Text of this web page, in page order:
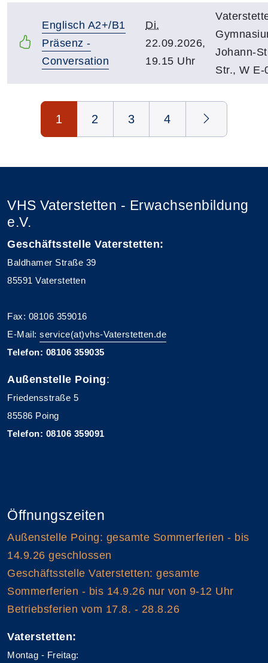
Englisch A2+/B1
Präsenz -
Conversation
Di.
22.09.2026,
19.15 Uhr
Johann-
Str., W E-
Seite 1 von 4
1 2 3 4
VHS Vaterstetten - Erwachsenbildung
e.V.
Geschäftsstelle Vaterstetten:
Baldhamer Straße 39
85591 Vaterstetten
Fax: 08106 359016
E-Mail: service(at)vhs-Vaterstetten.de
Telefon: 08106 359035
Außenstelle Poing:
Friedensstraße 5
85586 Poing
Telefon: 08106 359091
Öffnungszeiten
Außenstelle Poing: gesamte Sommerferien - bis
14.9.26 geschlossen
Geschäftsstelle Vaterstetten: gesamte
Sommerferien - bis 14.9.26 nur von 9-12 Uhr
Betriebsferien vom 17.8. - 28.8.26
Vaterstetten:
Montag - Freitag: